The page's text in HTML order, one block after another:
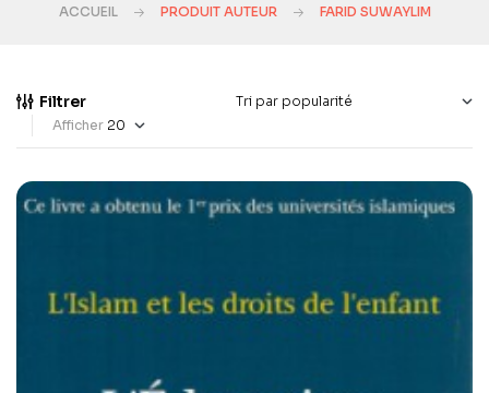
ACCUEIL PRODUIT AUTEUR FARID SUWAYLIM
Filtrer
Afficher